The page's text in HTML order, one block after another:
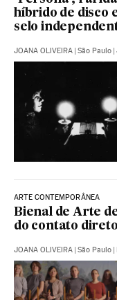
híbrido de disco
selo
JOANA OLIVEIRA São Paulo
ARTE CONTEMPORÂNEA
Bienal de Arte
do contato
JOANA OLIVEIRA São Paulo